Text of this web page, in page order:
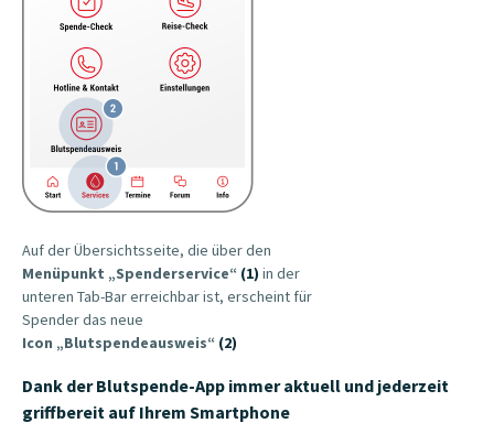
Auf der Übersichtsseite, die über den
Menüpunkt „Spenderservice“ (1) in der
unteren Tab-Bar erreichbar ist, erscheint für
Spender das neue
Icon „Blutspendeausweis“ (2)
Dank der Blutspende-App immer aktuell und jederzeit
griffbereit auf Ihrem Smartphone